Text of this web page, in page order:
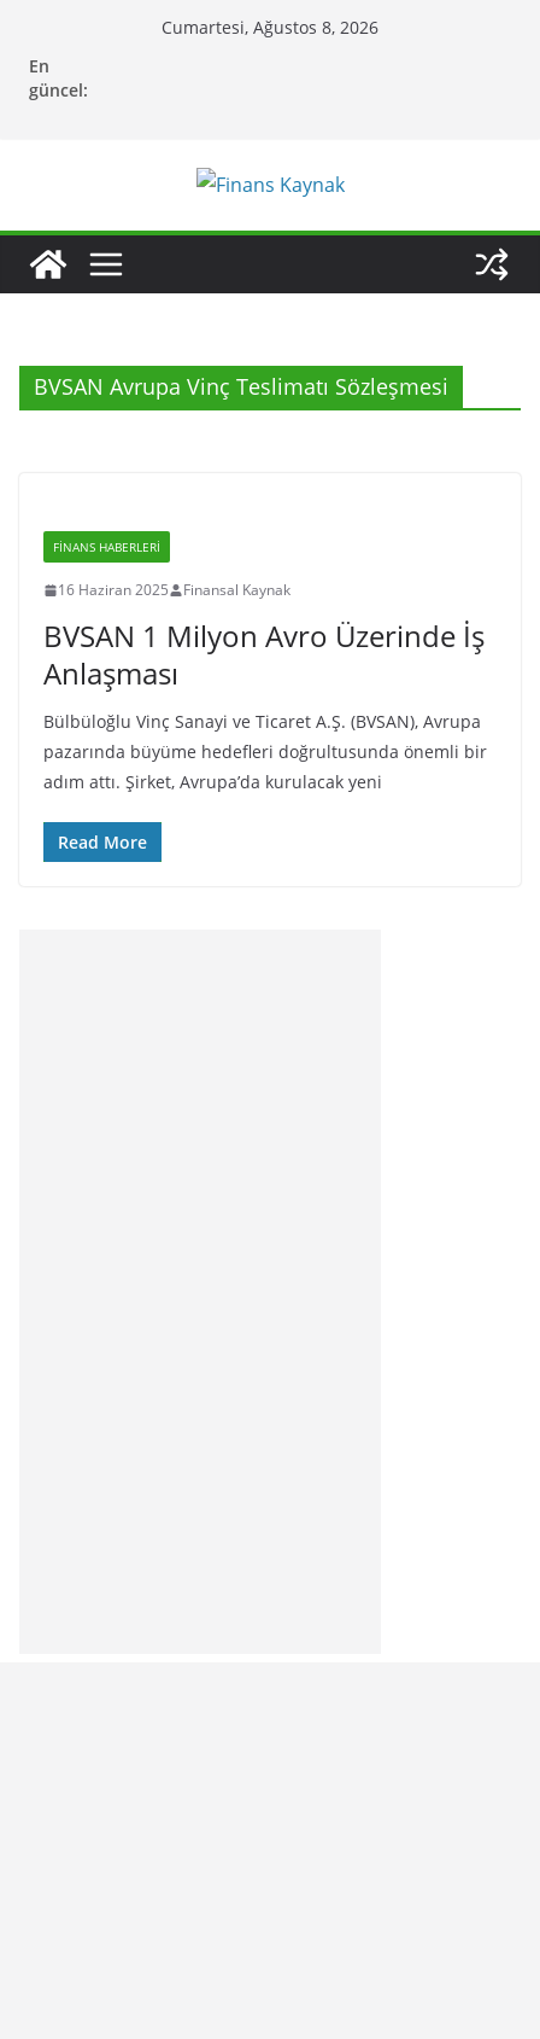
content
Cumartesi, Ağustos 8, 2026
En
güncel:
BVSAN Avrupa Vinç Teslimatı Sözleşmesi
FINANS HABERLERI
16 Haziran 2025 Finansal Kaynak
BVSAN 1 Milyon Avro Üzerinde İş
Anlaşması
Bülbüloğlu Vinç Sanayi ve Ticaret A.Ş. (BVSAN), Avrupa
pazarında büyüme hedefleri doğrultusunda önemli bir
adım attı. Şirket, Avrupa’da kurulacak yeni
Read More